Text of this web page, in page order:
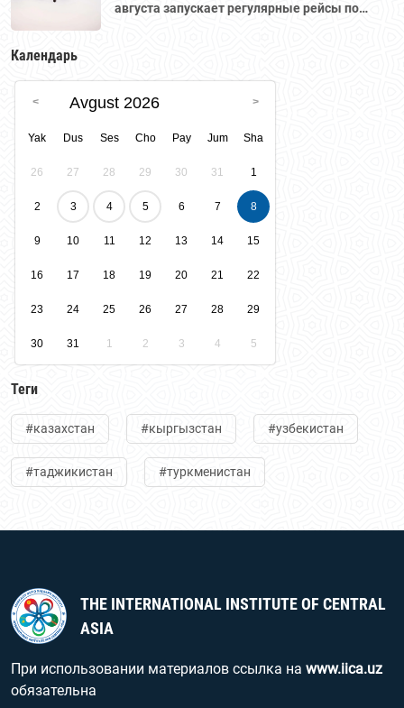
августа запускает регулярные рейсы по
Календарь
Avgust 2026
Yak Dus Ses Cho Pay Jum Sha
26 27 28 29 30 31 1
2 3 4 5 6 7 8
9 10 11 12 13 14 15
16 17 18 19 20 21 22
23 24 25 26 27 28 29
30 31 1 2 3 4 5
Теги
#казахстан #кыргызстан #узбекистан
#таджикистан #туркменистан
THE INTERNATIONAL INSTITUTE OF CENTRAL
ASIA
При использовании материалов ссылка на www.iica.uz
обязательна